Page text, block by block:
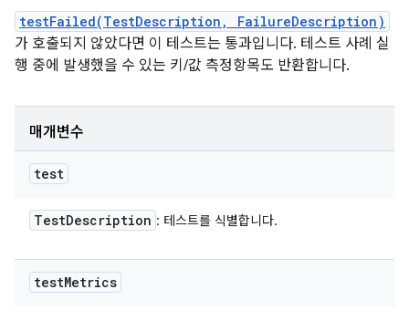
testFailed(TestDescription, FailureDescription)
가 호출되지 않았다면 이 테스트는 통과입니다. 테스트 사례 실
행 중에 발생했을 수 있는 키/값 측정항목도 반환합니다.
매개변수
test
TestDescription : 테스트를 식별합니다.
testMetrics